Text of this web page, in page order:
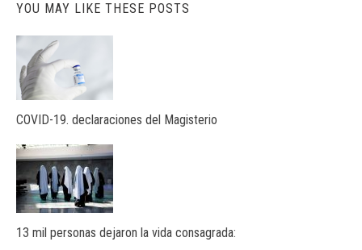
YOU MAY LIKE THESE POSTS
COVID-19. declaraciones del Magisterio
13 mil personas dejaron la vida consagrada: